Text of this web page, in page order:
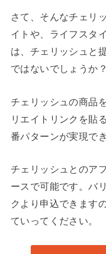
さて、そんなチェリ
イトや、ライフスタ
は、チェリッシュと
ではないでしょうか？
チェリッシュの商品
リエイトリンクを貼
番パターンが実現で
チェリッシュとのア
ースで可能です。バ
クより申込できます
ていってください。